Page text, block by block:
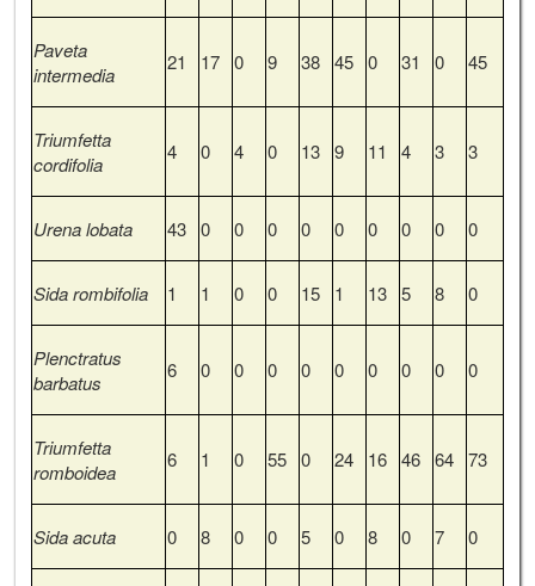
Paveta
intermedia
21 17 0 9 38 45 0 31 0 45
Triumfetta
cordifolia
4 0 4 0 13 9 11 4 3 3
Urena lobata 43 0 0 0 0 0 0 0 0 0
Sida rombifolia 1 1 0 0 15 1 13 5 8 0
Plenctratus
barbatus
6 0 0 0 0 0 0 0 0 0
Triumfetta
romboidea
6 1 0 55 0 24 16 46 64 73
Sida acuta 0 8 0 0 5 0 8 0 7 0